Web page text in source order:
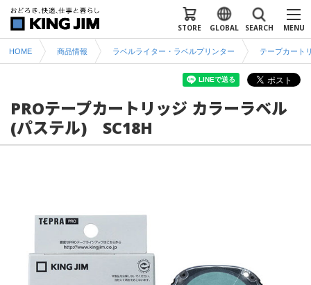
MENU
SEARCH
GLOBAL
STORE
HOME 商品情報 ラベルライター・ラベルプリンター テープカート
PROテープカートリッジ カラーラベル
(パステル) SC18H